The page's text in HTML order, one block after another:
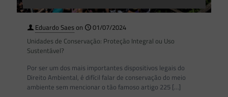
Eduardo Saeson
01/07/2024
Unidades de Conservação: Proteção Integral ou Uso
Sustentável?
Por ser um dos mais importantes dispositivos legais do
Direito Ambiental, é difícil falar de conservação do meio
ambiente sem mencionar o tão famoso artigo 225 […]